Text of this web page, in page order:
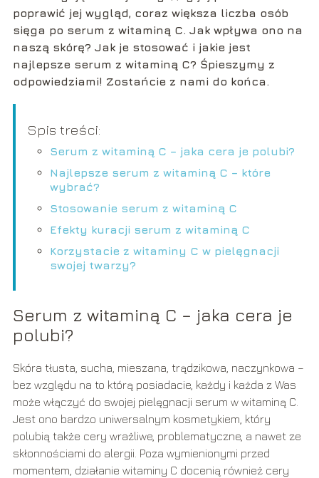
poprawić jej wygląd, coraz większa liczba osób
sięga po serum z witaminą C. Jak wpływa ono na
naszą skórę? Jak je stosować i jakie jest
najlepsze serum z witaminą C? Śpieszymy z
odpowiedziami! Zostańcie z nami do końca.
Spis treści:
Serum z witaminą C – jaka cera je polubi?
Najlepsze serum z witaminą C – które
wybrać?
Stosowanie serum z witaminą C
Efekty kuracji serum z witaminą C
Korzystacie z witaminy C w pielęgnacji
swojej twarzy?
Serum z witaminą C – jaka cera je
polubi?
Skóra tłusta, sucha, mieszana, trądzikowa, naczynkowa –
bez względu na to którą posiadacie, każdy i każda z Was
może włączyć do swojej pielęgnacji serum w witaminą C.
Jest ono bardzo uniwersalnym kosmetykiem, który
polubią także cery wrażliwe, problematyczne, a nawet ze
skłonnościami do alergii. Poza wymienionymi przed
momentem, działanie witaminy C docenią również cery